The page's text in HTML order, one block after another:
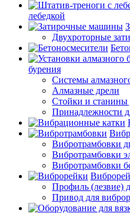
лебедкой
Двухроторные
бурения
Системы
Алмазные дрели
Стойки и станины
Принадлежности
Вибротрамбовки
Вибротрамбовки
Вибротрамбовки
Профиль (лезвие)
Привод для